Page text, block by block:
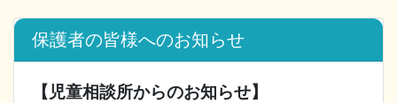
保護者の皆様へのお知らせ
【児童相談所からのお知らせ】